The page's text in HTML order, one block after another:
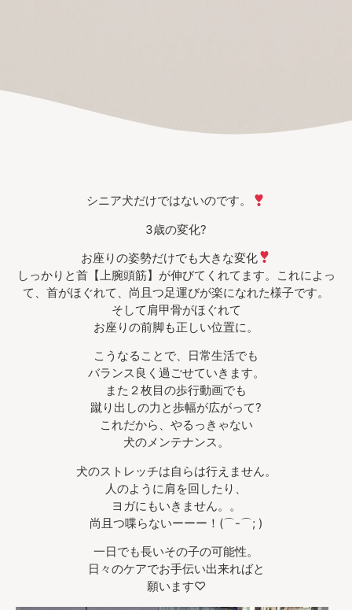
シニア犬だけではないのです。
3歳の変化?
お座りの姿勢だけでも大きな変化
しっかりと首【上腕頭筋】が伸びてくれてます。これによっ
て、首がほぐれて、尚且つ足運びが楽になれた様子です。
そして肩甲骨がほぐれて
お座りの前脚も正しい位置に。
こうなることで、日常生活でも
バランス良く過ごせていきます。
また２枚目の歩行動画でも
蹴り出しの力と歩幅が広がって?
これだから、やるっきゃない
犬のメンテナンス。
犬のストレッチは自らは行えません。
人のように肩を回したり、
ヨガにもいきません。。
尚且つ喋らないーーー！(⌒-⌒; )
一日でも長いその子の可能性。
日々のケアでお手伝い出来ればと
願います♡